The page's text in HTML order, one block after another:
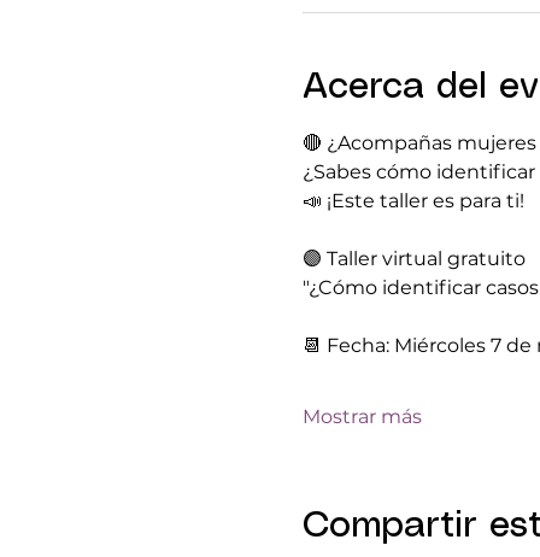
Acerca del
🔴 ¿Acompañas
¿Sabes cómo
📣 ¡Este taller es para ti!
🟣 Taller virtual gratuito
"¿Cómo identificar
📆 Fecha: Miércoles 7 de
Mostrar más
Compartir